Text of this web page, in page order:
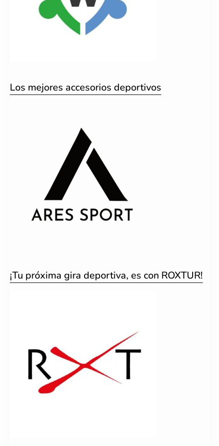
Los mejores accesorios deportivos
¡Tu próxima gira deportiva, es con ROXTUR!